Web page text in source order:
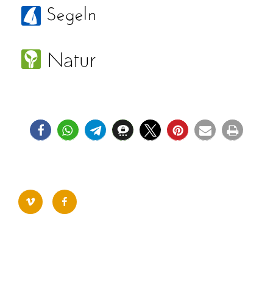
vimeo facebook